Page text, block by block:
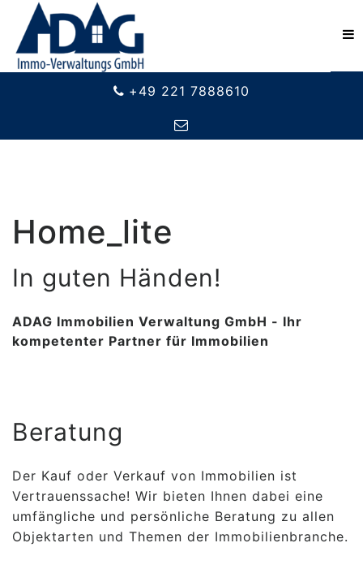
+49 221 7888610
Home_lite
In guten Händen!
ADAG Immobilien Verwaltung GmbH - Ihr
kompetenter Partner für Immobilien
Beratung
Der Kauf oder Verkauf von Immobilien ist
Vertrauenssache! Wir bieten Ihnen dabei eine
umfängliche und persönliche Beratung zu allen
Objektarten und Themen der Immobilienbranche.